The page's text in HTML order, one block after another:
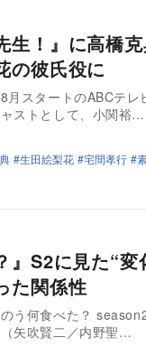
生！』に高
の彼氏役に
月スタートのABCテ
ストとして、小関裕…
生田絵梨花 宅間孝行
』S2に見た“
た関係性
う何食べた？
矢吹賢二／内野聖…